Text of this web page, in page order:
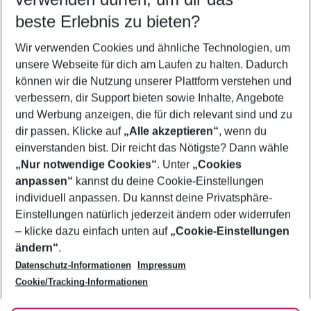
5-8 Nächte
2 Erwachsene Keine Kinder
Mehr Filter anzeigen
Footer
Footer navigation
Über uns
AGB
Bestpreisgarantie
Cookie-Einstellungen ändern
Cookie-Richtlinie
Agenturbetreuung
Barrierefreies Reisen
Folge uns
beste Erlebnis zu bieten?
Wir verwenden Cookies und ähnliche Technologien, um
unsere Webseite für dich am Laufen zu halten. Dadurch
können wir die Nutzung unserer Plattform verstehen und
verbessern, dir Support bieten sowie Inhalte, Angebote
und Werbung anzeigen, die für dich relevant sind und zu
dir passen. Klicke auf „Alle akzeptieren“, wenn du
einverstanden bist. Dir reicht das Nötigste? Dann wähle
„Nur notwendige Cookies“. Unter „Cookies
anpassen“ kannst du deine Cookie-Einstellungen
individuell anpassen. Du kannst deine Privatsphäre-
Einstellungen natürlich jederzeit ändern oder widerrufen
– klicke dazu einfach unten auf „Cookie-Einstellungen
ändern“.
Datenschutz-Informationen
Impressum
Cookie/Tracking-Informationen